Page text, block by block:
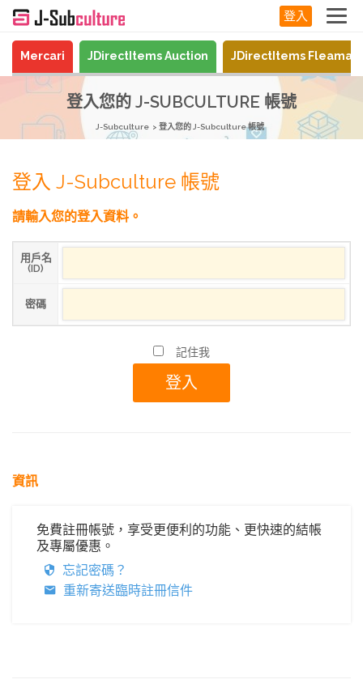
登入
Mercari JDirectItems Auction JDirectItems
登入您的 J-SUBCULTURE 帳號
J-Subculture 登入您的 J-Subculture 帳號
登入 J-Subculture 帳號
請輸入您的登入資料。
用戶名
(ID)
密碼
記住我
資訊
免費註冊帳號，享受更便利的功能、更快速的結帳
及專屬優惠。
忘記密碼？
重新寄送臨時註冊信件